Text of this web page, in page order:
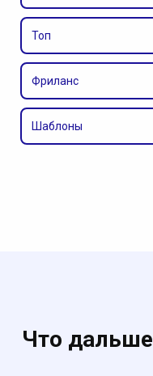
Топ
Фриланс
Шаблоны
Что дальше